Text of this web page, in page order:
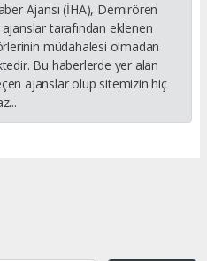
Ajansı (İHA), Demirören
tarafından eklenen
müdahalesi olmadan
Bu haberlerde yer alan
ajanslar olup sitemizin hiç